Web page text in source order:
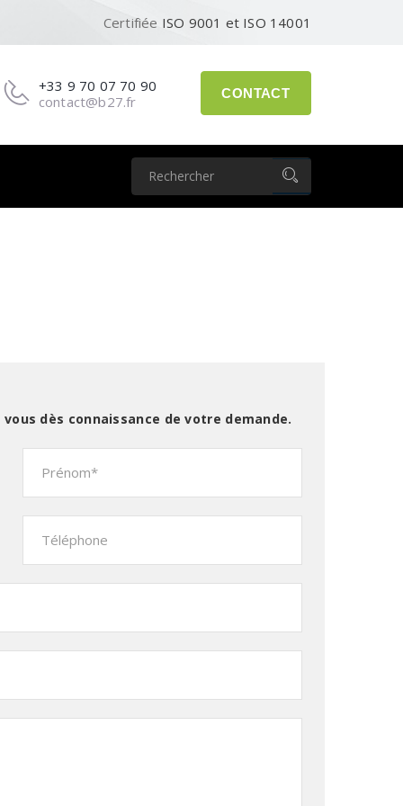
Certifiée ISO 9001 et ISO 14001
CONTACT
+33 9 70 07 70 90
contact@b27.fr
dès connaissance de votre demande.